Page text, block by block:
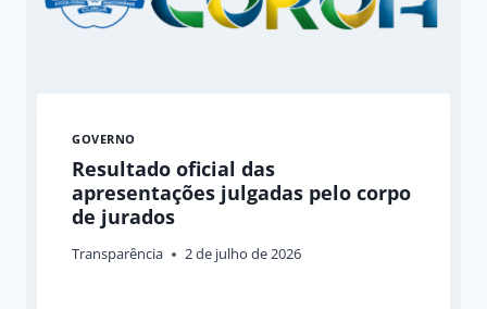
GOVERNO
Resultado oficial das
apresentações julgadas pelo corpo
de jurados
Transparência 2 de julho de 2026